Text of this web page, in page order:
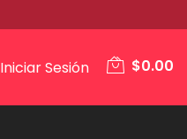
Iniciar Sesión $0.00